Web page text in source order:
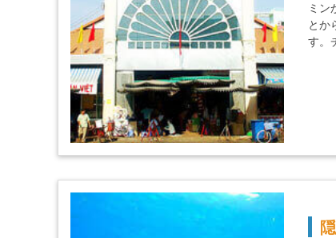
ミン
とか
す。